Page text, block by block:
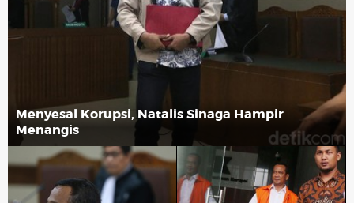
Menyesal Korupsi, Natalis Sinaga Hampir
Menangis